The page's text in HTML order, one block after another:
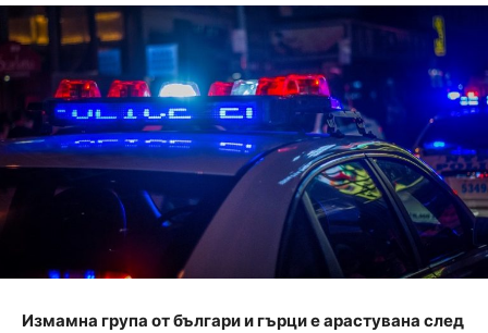
Измамна група от българи и гърци е арастувана след